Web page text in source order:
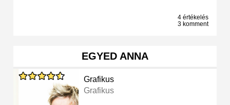
4 értékelés
3 komment
EGYED ANNA
Grafikus
Grafikus